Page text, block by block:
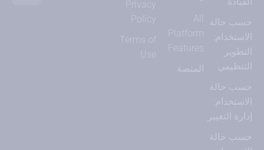
حسب حالة
الاستخدام:
التطوير
التنظيمي
حسب حالة
الاستخدام:
إدارة التغيير
حسب حالة
All
Platform
Features
المنصة
Privacy
Policy
Terms of
Use